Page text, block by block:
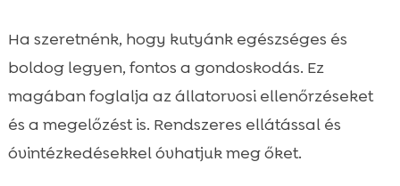
Ha szeretnénk, hogy kutyánk egészséges és
boldog legyen, fontos a gondoskodás. Ez
magában foglalja az állatorvosi ellenőrzéseket
és a megelőzést is. Rendszeres ellátással és
óvintézkedésekkel óvhatjuk meg őket.